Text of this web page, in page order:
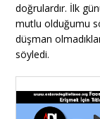
doğrulardır. İlk
mutlu olduğumu
düşman
söyledi.